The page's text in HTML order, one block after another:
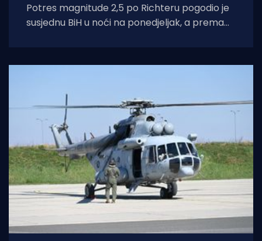
Potres magnitude 2,5 po Richteru pogodio je
susjednu BiH u noći na ponedjeljak, a prema